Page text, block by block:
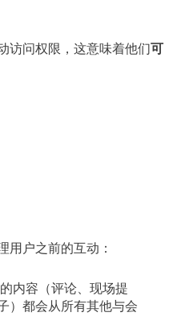
访问权限，这意味着他们可
用户之前的互动：
内容（评论、现场提
）都会从所有其他与会